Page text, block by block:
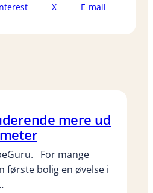
X E-mail
mere ud
For mange
første bolig en øvelse i